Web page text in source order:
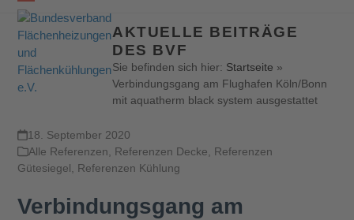
Open
mobile
menu
Close
mobile
menu
AKTUELLE BEITRÄGE
DES BVF
Sie befinden sich hier: Startseite »
Verbindungsgang am Flughafen Köln/Bonn
mit aquatherm black system ausgestattet
18. September 2020
Alle Referenzen
Referenzen Decke
Referenzen
Gütesiegel
Referenzen Kühlung
Verbindungsgang am